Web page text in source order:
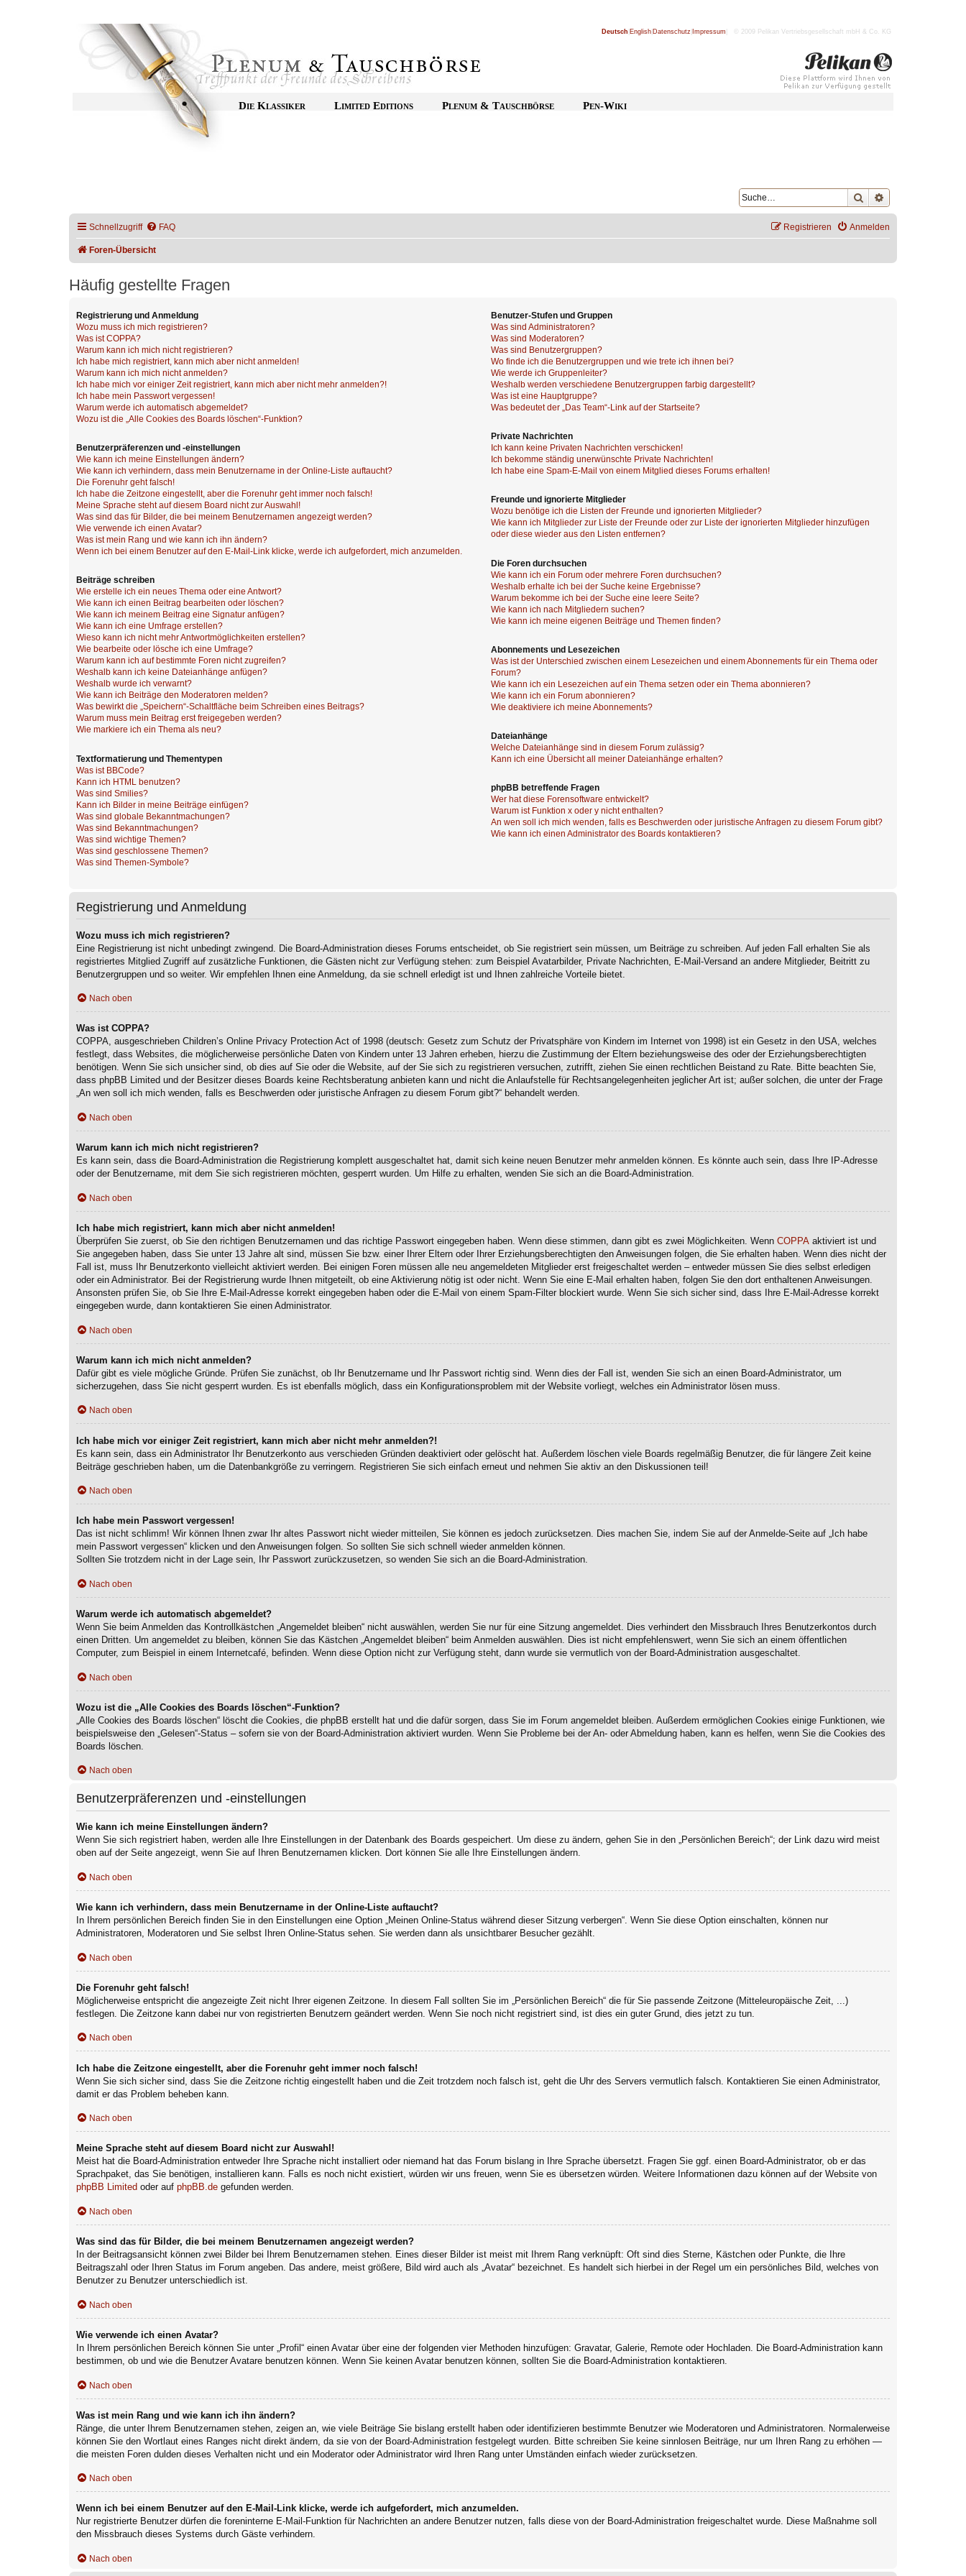
Deutsch English Datenschutz Impressum | © 2009 Pelikan Vertriebsgesellschaft mbH & Co. KG
Die Klassiker Limited Editions Plenum & Tauschbörse Pen-Wiki
Suche
Schnellzugriff FAQ Anmelden
Registrieren
Foren-Übersicht
Häufig gestellte Fragen
Registrierung und Anmeldung
Wozu muss ich mich registrieren?
Was ist COPPA?
Warum kann ich mich nicht registrieren?
Ich habe mich registriert, kann mich aber nicht anmelden!
Warum kann ich mich nicht anmelden?
Ich habe mich vor einiger Zeit registriert, kann mich aber nicht mehr anmelden?!
Ich habe mein Passwort vergessen!
Warum werde ich automatisch abgemeldet?
Wozu ist die „Alle Cookies des Boards löschen“-Funktion?
Benutzerpräferenzen und -einstellungen
Wie kann ich meine Einstellungen ändern?
Wie kann ich verhindern, dass mein Benutzername in der Online-Liste auftaucht?
Die Forenuhr geht falsch!
Ich habe die Zeitzone eingestellt, aber die Forenuhr geht immer noch falsch!
Meine Sprache steht auf diesem Board nicht zur Auswahl!
Was sind das für Bilder, die bei meinem Benutzernamen angezeigt werden?
Wie verwende ich einen Avatar?
Was ist mein Rang und wie kann ich ihn ändern?
Wenn ich bei einem Benutzer auf den E-Mail-Link klicke, werde ich aufgefordert, mich anzumelden.
Beiträge schreiben
Wie erstelle ich ein neues Thema oder eine Antwort?
Wie kann ich einen Beitrag bearbeiten oder löschen?
Wie kann ich meinem Beitrag eine Signatur anfügen?
Wie kann ich eine Umfrage erstellen?
Wieso kann ich nicht mehr Antwortmöglichkeiten erstellen?
Wie bearbeite oder lösche ich eine Umfrage?
Warum kann ich auf bestimmte Foren nicht zugreifen?
Weshalb kann ich keine Dateianhänge anfügen?
Weshalb wurde ich verwarnt?
Wie kann ich Beiträge den Moderatoren melden?
Was bewirkt die „Speichern“-Schaltfläche beim Schreiben eines Beitrags?
Warum muss mein Beitrag erst freigegeben werden?
Wie markiere ich ein Thema als neu?
Textformatierung und Thementypen
Was ist BBCode?
Kann ich HTML benutzen?
Was sind Smilies?
Kann ich Bilder in meine Beiträge einfügen?
Was sind globale Bekanntmachungen?
Was sind Bekanntmachungen?
Was sind wichtige Themen?
Was sind geschlossene Themen?
Was sind Themen-Symbole?
Benutzer-Stufen und Gruppen
Was sind Administratoren?
Was sind Moderatoren?
Was sind Benutzergruppen?
Wo finde ich die Benutzergruppen und wie trete ich ihnen bei?
Wie werde ich Gruppenleiter?
Weshalb werden verschiedene Benutzergruppen farbig dargestellt?
Was ist eine Hauptgruppe?
Was bedeutet der „Das Team“-Link auf der Startseite?
Private Nachrichten
Ich kann keine Privaten Nachrichten verschicken!
Ich bekomme ständig unerwünschte Private Nachrichten!
Ich habe eine Spam-E-Mail von einem Mitglied dieses Forums erhalten!
Freunde und ignorierte Mitglieder
Wozu benötige ich die Listen der Freunde und ignorierten Mitglieder?
Wie kann ich Mitglieder zur Liste der Freunde oder zur Liste der ignorierten Mitglieder hinzufügen
oder diese wieder aus den Listen entfernen?
Die Foren durchsuchen
Wie kann ich ein Forum oder mehrere Foren durchsuchen?
Weshalb erhalte ich bei der Suche keine Ergebnisse?
Warum bekomme ich bei der Suche eine leere Seite?
Wie kann ich nach Mitgliedern suchen?
Wie kann ich meine eigenen Beiträge und Themen finden?
Abonnements und Lesezeichen
Was ist der Unterschied zwischen einem Lesezeichen und einem Abonnements für ein Thema oder
Forum?
Wie kann ich ein Lesezeichen auf ein Thema setzen oder ein Thema abonnieren?
Wie kann ich ein Forum abonnieren?
Wie deaktiviere ich meine Abonnements?
Dateianhänge
Welche Dateianhänge sind in diesem Forum zulässig?
Kann ich eine Übersicht all meiner Dateianhänge erhalten?
phpBB betreffende Fragen
Wer hat diese Forensoftware entwickelt?
Warum ist Funktion x oder y nicht enthalten?
An wen soll ich mich wenden, falls es Beschwerden oder juristische Anfragen zu diesem Forum gibt?
Wie kann ich einen Administrator des Boards kontaktieren?
Registrierung und Anmeldung
Wozu muss ich mich registrieren?
Eine Registrierung ist nicht unbedingt zwingend. Die Board-Administration dieses Forums entscheidet, ob Sie registriert sein müssen, um Beiträge zu schreiben. Auf jeden Fall erhalten Sie als
registriertes Mitglied Zugriff auf zusätzliche Funktionen, die Gästen nicht zur Verfügung stehen: zum Beispiel Avatarbilder, Private Nachrichten, E-Mail-Versand an andere Mitglieder, Beitritt zu
Benutzergruppen und so weiter. Wir empfehlen Ihnen eine Anmeldung, da sie schnell erledigt ist und Ihnen zahlreiche Vorteile bietet.
Nach oben
Was ist COPPA?
COPPA, ausgeschrieben Children’s Online Privacy Protection Act of 1998 (deutsch: Gesetz zum Schutz der Privatsphäre von Kindern im Internet von 1998) ist ein Gesetz in den USA, welches
festlegt, dass Websites, die möglicherweise persönliche Daten von Kindern unter 13 Jahren erheben, hierzu die Zustimmung der Eltern beziehungsweise des oder der Erziehungsberechtigten
benötigen. Wenn Sie sich unsicher sind, ob dies auf Sie oder die Website, auf der Sie sich zu registrieren versuchen, zutrifft, ziehen Sie einen rechtlichen Beistand zu Rate. Bitte beachten Sie,
dass phpBB Limited und der Besitzer dieses Boards keine Rechtsberatung anbieten kann und nicht die Anlaufstelle für Rechtsangelegenheiten jeglicher Art ist; außer solchen, die unter der Frage
„An wen soll ich mich wenden, falls es Beschwerden oder juristische Anfragen zu diesem Forum gibt?“ behandelt werden.
Nach oben
Warum kann ich mich nicht registrieren?
Es kann sein, dass die Board-Administration die Registrierung komplett ausgeschaltet hat, damit sich keine neuen Benutzer mehr anmelden können. Es könnte auch sein, dass Ihre IP-Adresse
oder der Benutzername, mit dem Sie sich registrieren möchten, gesperrt wurden. Um Hilfe zu erhalten, wenden Sie sich an die Board-Administration.
Nach oben
Ich habe mich registriert, kann mich aber nicht anmelden!
Überprüfen Sie zuerst, ob Sie den richtigen Benutzernamen und das richtige Passwort eingegeben haben. Wenn diese stimmen, dann gibt es zwei Möglichkeiten. Wenn COPPA aktiviert ist und
Sie angegeben haben, dass Sie unter 13 Jahre alt sind, müssen Sie bzw. einer Ihrer Eltern oder Ihrer Erziehungsberechtigten den Anweisungen folgen, die Sie erhalten haben. Wenn dies nicht der
Fall ist, muss Ihr Benutzerkonto vielleicht aktiviert werden. Bei einigen Foren müssen alle neu angemeldeten Mitglieder erst freigeschaltet werden – entweder müssen Sie dies selbst erledigen
oder ein Administrator. Bei der Registrierung wurde Ihnen mitgeteilt, ob eine Aktivierung nötig ist oder nicht. Wenn Sie eine E-Mail erhalten haben, folgen Sie den dort enthaltenen Anweisungen.
Ansonsten prüfen Sie, ob Sie Ihre E-Mail-Adresse korrekt eingegeben haben oder die E-Mail von einem Spam-Filter blockiert wurde. Wenn Sie sich sicher sind, dass Ihre E-Mail-Adresse korrekt
eingegeben wurde, dann kontaktieren Sie einen Administrator.
Nach oben
Warum kann ich mich nicht anmelden?
Dafür gibt es viele mögliche Gründe. Prüfen Sie zunächst, ob Ihr Benutzername und Ihr Passwort richtig sind. Wenn dies der Fall ist, wenden Sie sich an einen Board-Administrator, um
sicherzugehen, dass Sie nicht gesperrt wurden. Es ist ebenfalls möglich, dass ein Konfigurationsproblem mit der Website vorliegt, welches ein Administrator lösen muss.
Nach oben
Ich habe mich vor einiger Zeit registriert, kann mich aber nicht mehr anmelden?!
Es kann sein, dass ein Administrator Ihr Benutzerkonto aus verschieden Gründen deaktiviert oder gelöscht hat. Außerdem löschen viele Boards regelmäßig Benutzer, die für längere Zeit keine
Beiträge geschrieben haben, um die Datenbankgröße zu verringern. Registrieren Sie sich einfach erneut und nehmen Sie aktiv an den Diskussionen teil!
Nach oben
Ich habe mein Passwort vergessen!
Das ist nicht schlimm! Wir können Ihnen zwar Ihr altes Passwort nicht wieder mitteilen, Sie können es jedoch zurücksetzen. Dies machen Sie, indem Sie auf der Anmelde-Seite auf „Ich habe
mein Passwort vergessen“ klicken und den Anweisungen folgen. So sollten Sie sich schnell wieder anmelden können.
Sollten Sie trotzdem nicht in der Lage sein, Ihr Passwort zurückzusetzen, so wenden Sie sich an die Board-Administration.
Nach oben
Warum werde ich automatisch abgemeldet?
Wenn Sie beim Anmelden das Kontrollkästchen „Angemeldet bleiben“ nicht auswählen, werden Sie nur für eine Sitzung angemeldet. Dies verhindert den Missbrauch Ihres Benutzerkontos durch
einen Dritten. Um angemeldet zu bleiben, können Sie das Kästchen „Angemeldet bleiben“ beim Anmelden auswählen. Dies ist nicht empfehlenswert, wenn Sie sich an einem öffentlichen
Computer, zum Beispiel in einem Internetcafé, befinden. Wenn diese Option nicht zur Verfügung steht, dann wurde sie vermutlich von der Board-Administration ausgeschaltet.
Nach oben
Wozu ist die „Alle Cookies des Boards löschen“-Funktion?
„Alle Cookies des Boards löschen“ löscht die Cookies, die phpBB erstellt hat und die dafür sorgen, dass Sie im Forum angemeldet bleiben. Außerdem ermöglichen Cookies einige Funktionen, wie
beispielsweise den „Gelesen“-Status – sofern sie von der Board-Administration aktiviert wurden. Wenn Sie Probleme bei der An- oder Abmeldung haben, kann es helfen, wenn Sie die Cookies des
Boards löschen.
Nach oben
Benutzerpräferenzen und -einstellungen
Wie kann ich meine Einstellungen ändern?
Wenn Sie sich registriert haben, werden alle Ihre Einstellungen in der Datenbank des Boards gespeichert. Um diese zu ändern, gehen Sie in den „Persönlichen Bereich“; der Link dazu wird meist
oben auf der Seite angezeigt, wenn Sie auf Ihren Benutzernamen klicken. Dort können Sie alle Ihre Einstellungen ändern.
Nach oben
Wie kann ich verhindern, dass mein Benutzername in der Online-Liste auftaucht?
In Ihrem persönlichen Bereich finden Sie in den Einstellungen eine Option „Meinen Online-Status während dieser Sitzung verbergen“. Wenn Sie diese Option einschalten, können nur
Administratoren, Moderatoren und Sie selbst Ihren Online-Status sehen. Sie werden dann als unsichtbarer Besucher gezählt.
Nach oben
Die Forenuhr geht falsch!
Möglicherweise entspricht die angezeigte Zeit nicht Ihrer eigenen Zeitzone. In diesem Fall sollten Sie im „Persönlichen Bereich“ die für Sie passende Zeitzone (Mitteleuropäische Zeit, ...)
festlegen. Die Zeitzone kann dabei nur von registrierten Benutzern geändert werden. Wenn Sie noch nicht registriert sind, ist dies ein guter Grund, dies jetzt zu tun.
Nach oben
Ich habe die Zeitzone eingestellt, aber die Forenuhr geht immer noch falsch!
Wenn Sie sich sicher sind, dass Sie die Zeitzone richtig eingestellt haben und die Zeit trotzdem noch falsch ist, geht die Uhr des Servers vermutlich falsch. Kontaktieren Sie einen Administrator,
damit er das Problem beheben kann.
Nach oben
Meine Sprache steht auf diesem Board nicht zur Auswahl!
Meist hat die Board-Administration entweder Ihre Sprache nicht installiert oder niemand hat das Forum bislang in Ihre Sprache übersetzt. Fragen Sie ggf. einen Board-Administrator, ob er das
Sprachpaket, das Sie benötigen, installieren kann. Falls es noch nicht existiert, würden wir uns freuen, wenn Sie es übersetzen würden. Weitere Informationen dazu können auf der Website von
phpBB Limited oder auf phpBB.de gefunden werden.
Nach oben
Was sind das für Bilder, die bei meinem Benutzernamen angezeigt werden?
In der Beitragsansicht können zwei Bilder bei Ihrem Benutzernamen stehen. Eines dieser Bilder ist meist mit Ihrem Rang verknüpft: Oft sind dies Sterne, Kästchen oder Punkte, die Ihre
Beitragszahl oder Ihren Status im Forum angeben. Das andere, meist größere, Bild wird auch als „Avatar“ bezeichnet. Es handelt sich hierbei in der Regel um ein persönliches Bild, welches von
Benutzer zu Benutzer unterschiedlich ist.
Nach oben
Wie verwende ich einen Avatar?
In Ihrem persönlichen Bereich können Sie unter „Profil“ einen Avatar über eine der folgenden vier Methoden hinzufügen: Gravatar, Galerie, Remote oder Hochladen. Die Board-Administration kann
bestimmen, ob und wie die Benutzer Avatare benutzen können. Wenn Sie keinen Avatar benutzen können, sollten Sie die Board-Administration kontaktieren.
Nach oben
Was ist mein Rang und wie kann ich ihn ändern?
Ränge, die unter Ihrem Benutzernamen stehen, zeigen an, wie viele Beiträge Sie bislang erstellt haben oder identifizieren bestimmte Benutzer wie Moderatoren und Administratoren. Normalerweise
können Sie den Wortlaut eines Ranges nicht direkt ändern, da sie von der Board-Administration festgelegt wurden. Bitte schreiben Sie keine sinnlosen Beiträge, nur um Ihren Rang zu erhöhen —
die meisten Foren dulden dieses Verhalten nicht und ein Moderator oder Administrator wird Ihren Rang unter Umständen einfach wieder zurücksetzen.
Nach oben
Wenn ich bei einem Benutzer auf den E-Mail-Link klicke, werde ich aufgefordert, mich anzumelden.
Nur registrierte Benutzer dürfen die foreninterne E-Mail-Funktion für Nachrichten an andere Benutzer nutzen, falls diese von der Board-Administration freigeschaltet wurde. Diese Maßnahme soll
den Missbrauch dieses Systems durch Gäste verhindern.
Nach oben